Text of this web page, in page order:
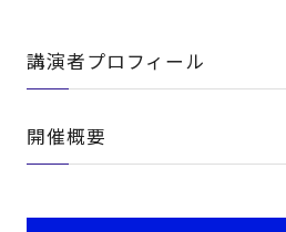
講演者プロフィール
開催概要